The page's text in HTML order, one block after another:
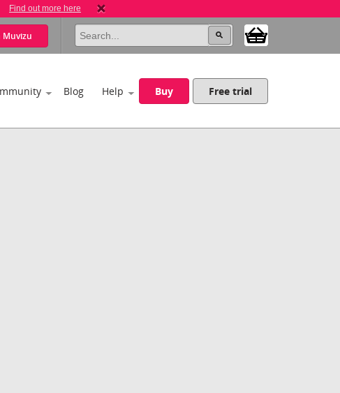
Find out more here
Muvizu
Blog Help Buy Free trial